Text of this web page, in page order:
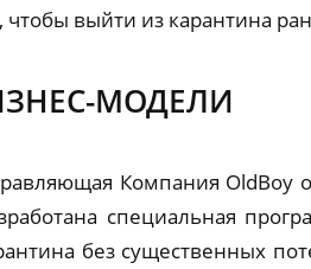
чтобы выйти из карантина
МОДЕЛИ
Компания OldBoy
специальная
без существенных